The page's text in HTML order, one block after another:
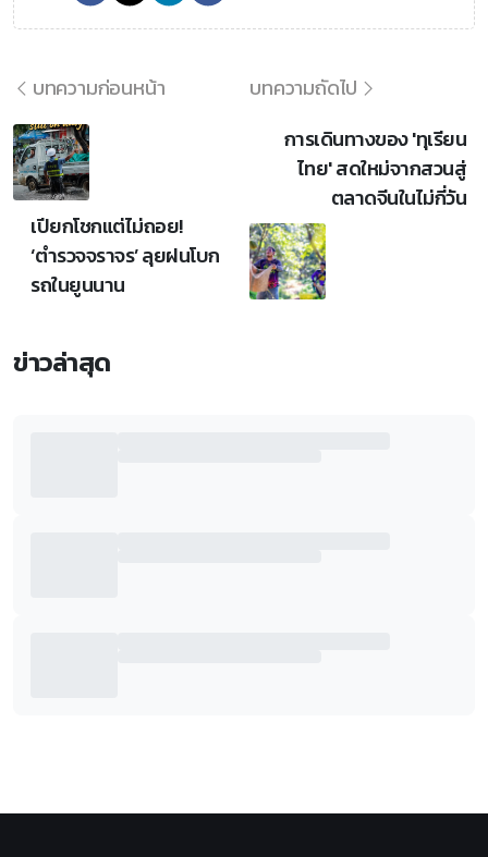
บทความก่อนหน้า
เปียกโชกแต่ไม่ถอย!
‘ตำรวจจราจร’ ลุยฝนโบก
รถในยูนนาน
บทความถัดไป
การเดินทางของ 'ทุเรียน
ไทย' สดใหม่จากสวนสู่
ตลาดจีนในไม่กี่วัน
ข่าวล่าสุด